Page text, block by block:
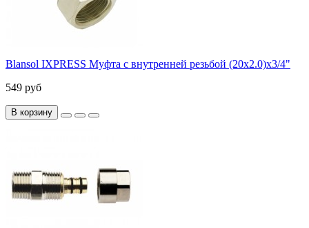
Blansol IXPRESS Муфта с внутренней резьбой (20х2.0)х3/4"
549 руб
В корзину